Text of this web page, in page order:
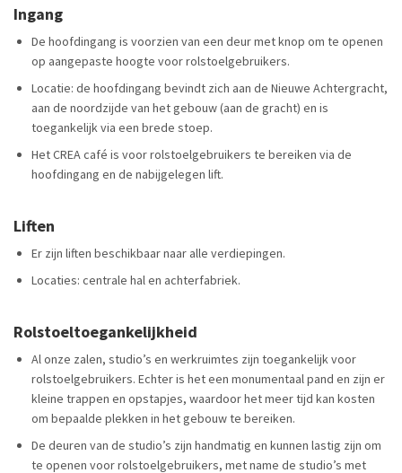
Ingang
De hoofdingang is voorzien van een deur met knop om te openen
op aangepaste hoogte voor rolstoelgebruikers.
Locatie: de hoofdingang bevindt zich aan de Nieuwe Achtergracht,
aan de noordzijde van het gebouw (aan de gracht) en is
toegankelijk via een brede stoep.
Het CREA café is voor rolstoelgebruikers te bereiken via de
hoofdingang en de nabijgelegen lift.
Liften
Er zijn liften beschikbaar naar alle verdiepingen.
Locaties: centrale hal en achterfabriek.
Rolstoeltoegankelijkheid
Al onze zalen, studio’s en werkruimtes zijn toegankelijk voor
rolstoelgebruikers. Echter is het een monumentaal pand en zijn er
kleine trappen en opstapjes, waardoor het meer tijd kan kosten
om bepaalde plekken in het gebouw te bereiken.
De deuren van de studio’s zijn handmatig en kunnen lastig zijn om
te openen voor rolstoelgebruikers, met name de studio’s met